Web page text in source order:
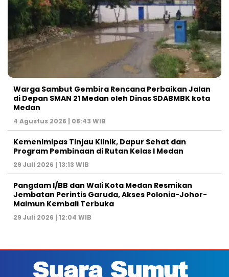
Warga Sambut Gembira Rencana Perbaikan Jalan
di Depan SMAN 21 Medan oleh Dinas SDABMBK kota
Medan
4 Agustus 2026 | 08:43 WIB
Kemenimipas Tinjau Klinik, Dapur Sehat dan
Program Pembinaan di Rutan Kelas I Medan
29 Juli 2026 | 13:13 WIB
Pangdam I/BB dan Wali Kota Medan Resmikan
Jembatan Perintis Garuda, Akses Polonia-Johor-
Maimun Kembali Terbuka
29 Juli 2026 | 12:04 WIB